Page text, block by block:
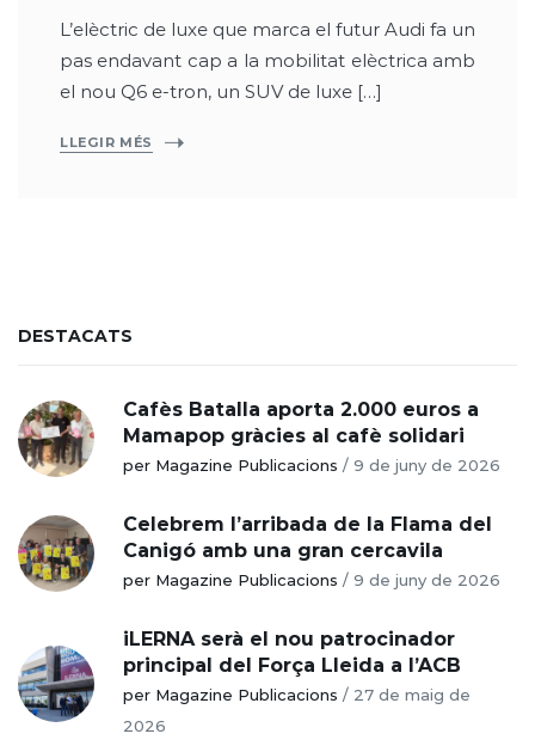
L’elèctric de luxe que marca el futur Audi fa un
pas endavant cap a la mobilitat elèctrica amb
el nou Q6 e-tron, un SUV de luxe […]
LLEGIR MÉS
DESTACATS
Cafès Batalla aporta 2.000 euros a
Mamapop gràcies al cafè solidari
per Magazine Publicacions / 9 de juny de 2026
Celebrem l’arribada de la Flama del
Canigó amb una gran cercavila
per Magazine Publicacions / 9 de juny de 2026
iLERNA serà el nou patrocinador
principal del Força Lleida a l’ACB
per Magazine Publicacions / 27 de maig de
2026